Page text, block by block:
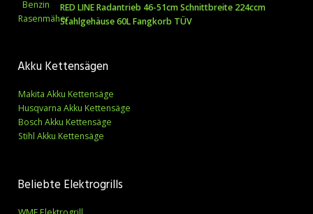
RED LINE Radantrieb 46-51cm Schnittbreite 224ccm
Stahlgehäuse 60L Fangkorb TÜV
Akku Kettensägen
Makita Akku Kettensäge
Husqvarna Akku Kettensäge
Bosch Akku Kettensäge
Stihl Akku Kettensäge
Beliebte Elektrogrills